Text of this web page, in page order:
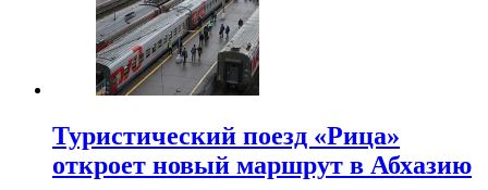
Туристический поезд «Рица»
откроет новый маршрут в Абхазию